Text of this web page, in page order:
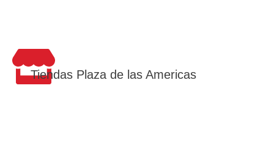
Tiendas Plaza de las Americas